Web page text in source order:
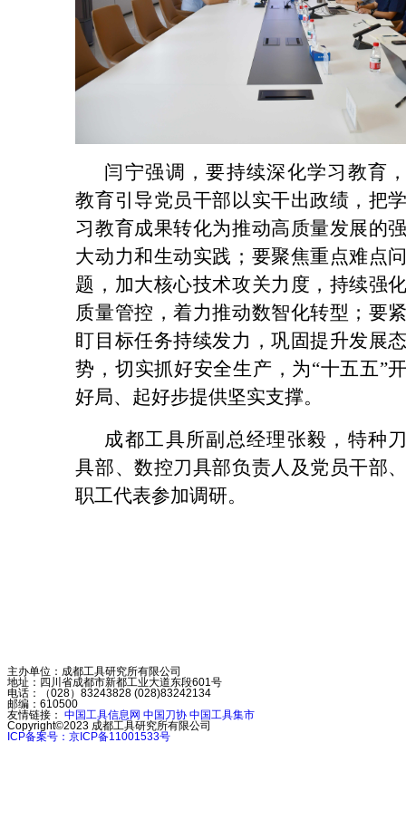
闫宁强调，要持续深化学习教育
教育引导党员干部以实干出政绩， 把
习教育成果转化为推动高质量发展的
大动力和生动实践 ；要聚焦重点难点
题，加大核心技术攻关力度，持续强
质量管控，着力推动数智化转型；要
盯目标任务持续发力 ，巩固提升发展
势， 切实抓好安全生产 ，为“十五五”
好局、起好步提供坚实支撑。
成都工具所副总经理张毅，特种
具部、数控刀具部负责人及党员干部
职工代表参加调研。
主办单位：成都工具研究所有限公司
地址：四川省成都市新都工业大道东段601号
电话：（028）83243828 (028)83242134
邮编：610500
友情链接： 中国工具信息网 中国刀协 中国工具集市
Copyright©2023 成都工具研究所有限公司
ICP备案号：京ICP备11001533号